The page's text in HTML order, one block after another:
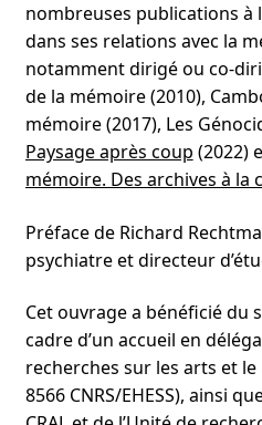
nombreuses publications à
dans ses relations avec la
notamment dirigé ou co-
de la mémoire (2010),
mémoire (2017), Les
Paysage après coup (2022)
mémoire. Des archives à la
Préface de Richard
psychiatre et directeur
Cet ouvrage a bénéficié du
cadre d’un accueil en
recherches sur les arts et le
8566 CNRS/EHESS), ainsi